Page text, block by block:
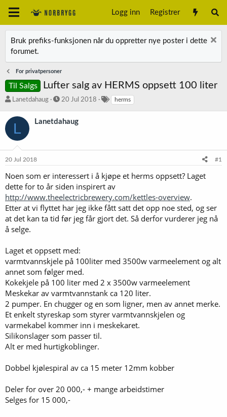
Logg inn Registrer
Bruk prefiks-funksjonen når du oppretter nye poster i dette
forumet.
For privatpersoner
Til Salgs Lufter salg av HERMS oppsett 100 liter
T
å
s
r
e
r
Lanetdahaug
S
a
r
20 Jul 2018 herms
L Lanetdahaug
20 Jul 2018 #1
Noen som er interessert i å kjøpe et herms oppsett? Laget
dette for to år siden inspirert av
http://www.theelectricbrewery.com/kettles-overview.
Etter at vi flyttet har jeg ikke fått satt det opp noe sted, og ser
at det kan ta tid før jeg får gjort det. Så derfor vurderer jeg nå
å selge.
Laget et oppsett med:
varmtvannskjele på 100liter med 3500w varmeelement og alt
annet som følger med.
Kokekjele på 100 liter med 2 x 3500w varmeelement
Meskekar av varmtvannstank ca 120 liter.
2 pumper. En chugger og en som ligner, men av annet merke.
Et enkelt styreskap som styrer varmtvannskjelen og
varmekabel kommer inn i meskekaret.
Silikonslager som passer til.
Alt er med hurtigkoblinger.
Dobbel kjølespiral av ca 15 meter 12mm kobber
Deler for over 20 000,- + mange arbeidstimer
Selges for 15 000,-